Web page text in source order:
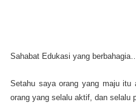
Sahabat Edukasi yang berbahagia…
Setahu saya orang yang maju itu
orang yang selalu aktif, dan selalu